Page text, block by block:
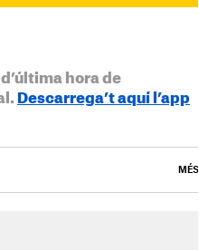
hora de
Descarrega’t aquí l’app
MÉS